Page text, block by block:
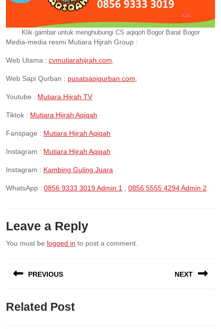
Klik gambar untuk menghubungi CS aqiqoh Bogor Barat Bogor
Media-media resmi Mutiara Hijrah Group :
Web Utama : cvmutiarahijrah.com
Web Sapi Qurban : pusatsapiqurban.com
Youtube : Mutiara Hijrah TV
Tiktok : Mutiara Hijrah Aqiqah
Fanspage : Mutiara Hijrah Aqiqah
Instagram : Mutiara Hijrah Aqiqah
Instagram : Kambing Guling Juara
WhatsApp : 0856 9333 3019 Admin 1 0856 5555 4294 Admin 2
Leave a Reply
You must be logged in to post a comment.
navigation
PREVIOUS
post:
NEXT
Related Post